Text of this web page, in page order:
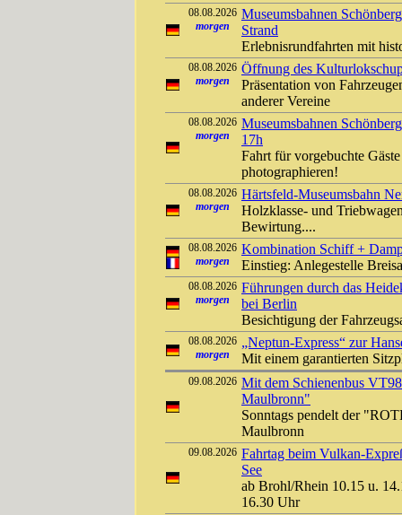
08.08.2026
morgen
Museumsbahnen
Strand
Erlebnisrundfahrten mit
08.08.2026
morgen
Öffnung des
Präsentation von
anderer Vereine
08.08.2026
morgen
Museumsbahnen
17h
Fahrt für vorgebuchte
photographieren!
08.08.2026
morgen
Härtsfeld-Museumsbahn
Holzklasse- und
Bewirtung....
08.08.2026
morgen
Kombination Schiff +
Einstieg: Anlegestelle
08.08.2026
morgen
Führungen durch das
bei Berlin
Besichtigung der
08.08.2026
morgen
„Neptun-Express“ zur
Mit einem garantierten
09.08.2026 Mit dem Schienenbus
Maulbronn"
Sonntags pendelt der
Maulbronn
09.08.2026 Fahrtag beim Vulkan-
See
ab Brohl/Rhein 10.15 u.
16.30 Uhr